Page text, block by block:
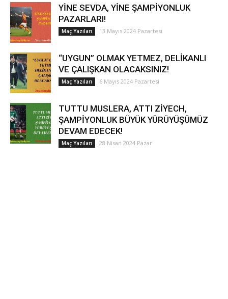
YİNE SEVDA, YİNE ŞAMPİYONLUK
PAZARLARI!
Maç Yazıları 13 Mayıs 2024 Pazartesi
“UYGUN” OLMAK YETMEZ, DELİKANLI
VE ÇALIŞKAN OLACAKSINIZ!
Maç Yazıları 6 Mayıs 2024 Pazartesi
TUTTU MUSLERA, ATTI ZİYECH,
ŞAMPİYONLUK BÜYÜK YÜRÜYÜŞÜMÜZ
DEVAM EDECEK!
Maç Yazıları 28 Nisan 2024 Pazar